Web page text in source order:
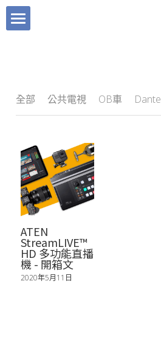
聯絡我們
Instagram
Facebook
廣播電臺
藝文中心
多功能廳
媒體服務
資安服務
BLOG
媒體報導｜快訊
產品快訊
工程實績
活動直播
數位媒體
搜索
繁體中文
繁體中文
全部 公共電視 OB車 Dante
ATEN
StreamLIVE™
HD 多功能直播
機 - 開箱文
2020年5月11日
Tentacle Sync 章魚哥時碼器
Mevo 直播攝影機
Dante AVIO 轉換器
Clear Com
媒體報導｜快訊
直播活動
數位媒體